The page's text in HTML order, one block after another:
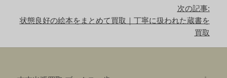
次の記事:
次
状態良好の絵本をまとめて買取｜丁寧に扱われた蔵書を
買取